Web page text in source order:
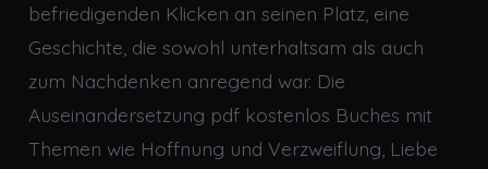
befriedigenden Klicken an seinen Platz, eine
Geschichte, die sowohl unterhaltsam als auch
zum Nachdenken anregend war. Die
Auseinandersetzung pdf kostenlos Buches mit
Themen wie Hoffnung und Verzweiflung, Liebe